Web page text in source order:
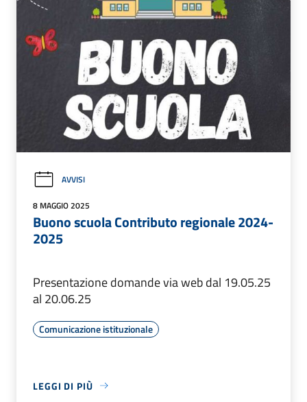
AVVISI
8 MAGGIO 2025
Buono scuola Contributo regionale 2024-
2025
Presentazione domande via web dal 19.05.25
al 20.06.25
Comunicazione istituzionale
LEGGI DI PIÙ